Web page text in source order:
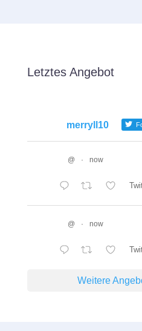
Letztes Angebot
merryll10
@ · now
@ · now
Weitere